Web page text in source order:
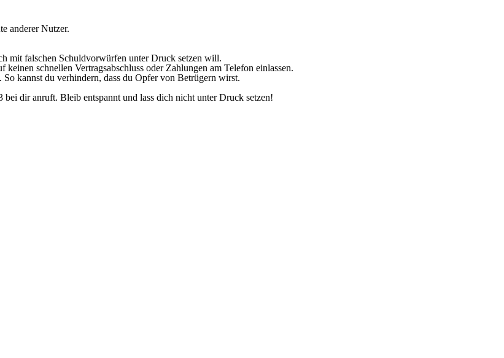
anderer Nutzer.
mit falschen Schuldvorwürfen unter Druck setzen will.
schnellen Vertragsabschluss oder Zahlungen am Telefon einlassen.
kannst du verhindern, dass du Opfer von Betrügern wirst.
dir anruft. Bleib entspannt und lass dich nicht unter Druck setzen!